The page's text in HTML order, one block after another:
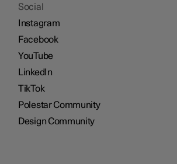
Social
Instagram
Facebook
YouTube
LinkedIn
TikTok
Polestar Community
Design Community